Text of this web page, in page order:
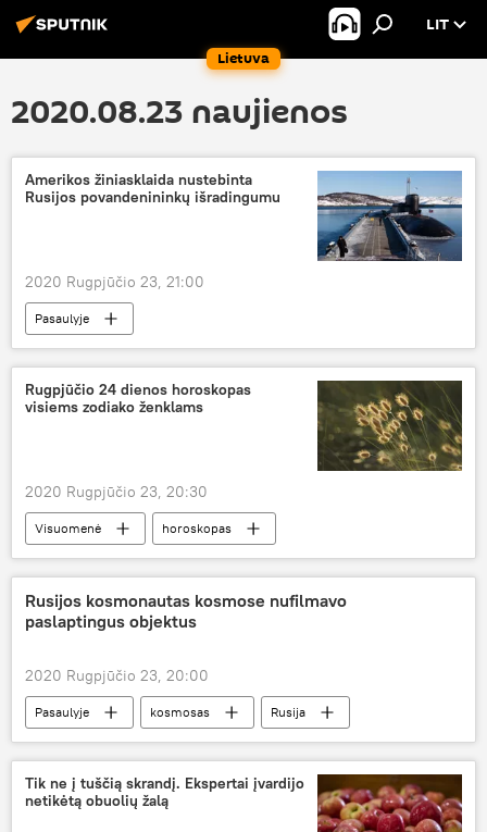
Lietuva
LIT
2020.08.23 naujienos
Amerikos žiniasklaida nustebinta
Rusijos povandenininkų išradingumu
2020 Rugpjūčio 23, 21:00
Pasaulyje
Rugpjūčio 24 dienos horoskopas
visiems zodiako ženklams
2020 Rugpjūčio 23, 20:30
Visuomenė horoskopas
Rusijos kosmonautas kosmose nufilmavo
paslaptingus objektus
2020 Rugpjūčio 23, 20:00
Pasaulyje kosmosas Rusija
Tik ne į tuščią skrandį. Ekspertai įvardijo
netikėtą obuolių žalą